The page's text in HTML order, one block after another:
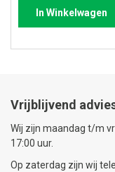
In Winkelwagen
Vrijblijvend
Wij zijn maandag t/m
17:00 uur.
Op zaterdag zijn wij